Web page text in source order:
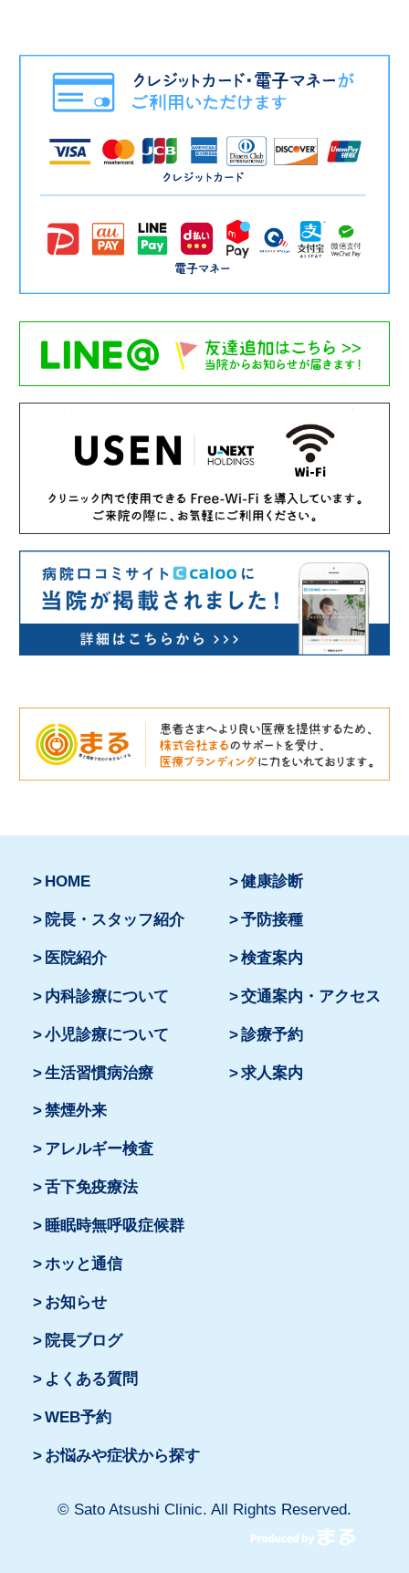
HOME
院長・スタッフ紹介
医院紹介
内科診療について
小児診療について
生活習慣病治療
禁煙外来
アレルギー検査
舌下免疫療法
睡眠時無呼吸症候群
健康診断
予防接種
検査案内
交通案内・アクセス
診療予約
求人案内
ホッと通信
お知らせ
院長ブログ
よくある質問
WEB予約
お悩みや症状から探す
© Sato Atsushi Clinic. All Rights Reserved.